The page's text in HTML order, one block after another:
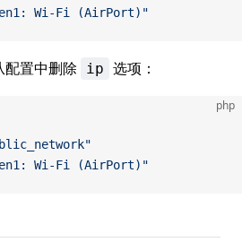
Wi-Fi (AirPort)"
配置中删除 ip 选项：
php
Wi-Fi (AirPort)"